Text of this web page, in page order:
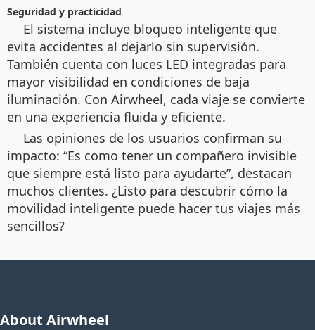
Seguridad y practicidad
El sistema incluye bloqueo inteligente que
evita accidentes al dejarlo sin supervisión.
También cuenta con luces LED integradas para
mayor visibilidad en condiciones de baja
iluminación. Con Airwheel, cada viaje se convierte
en una experiencia fluida y eficiente.
Las opiniones de los usuarios confirman su
impacto: “Es como tener un compañero invisible
que siempre está listo para ayudarte”, destacan
muchos clientes. ¿Listo para descubrir cómo la
movilidad inteligente puede hacer tus viajes más
sencillos?
About Airwheel